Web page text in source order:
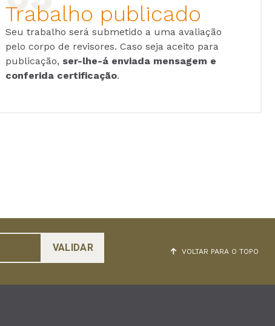
Trabalho publicado
Seu trabalho será submetido a uma avaliação
pelo corpo de revisores. Caso seja aceito para
publicação, ser-lhe-á enviada mensagem e
conferida certificação.
VOLTAR PARA O TOPO